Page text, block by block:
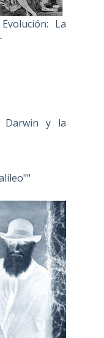
La
Darwin y la